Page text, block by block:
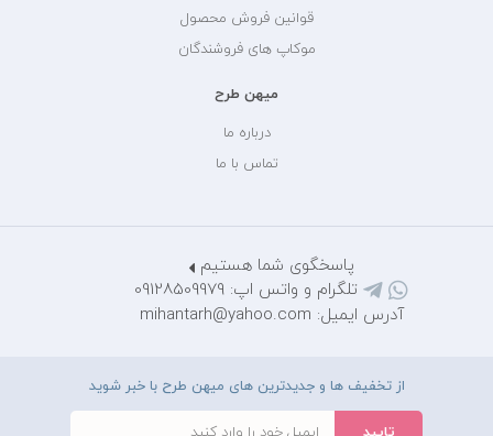
قوانین فروش محصول
موکاپ های فروشندگان
میهن طرح
درباره ما
تماس با ما
پاسخگوی شما هستیم
تلگرام و واتس اپ: 09128509979
آدرس ایمیل: mihantarh@yahoo.com
از تخفیف ها و جدیدترین های میهن طرح با خبر شوید